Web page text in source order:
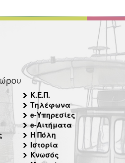
Κ.Ε.Π.
Τηλέφωνα
e-Υπηρεσίες
e-Αιτήματα
Η Πόλη
Ιστορία
Κνωσός